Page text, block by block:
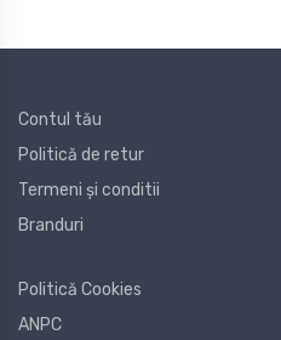
Contul tău
Politică de retur
Termeni și conditii
Branduri
Politică Cookies
ANPC